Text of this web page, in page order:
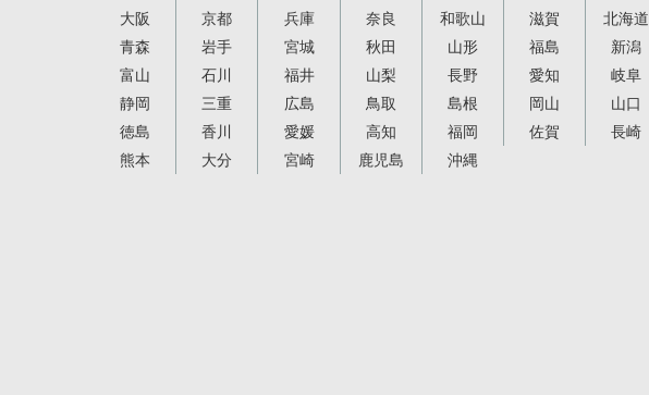
大阪
京都 兵庫 奈良 和歌山 滋賀
北海道
青森
岩手 宮城 秋田 山形 福島
新潟
富山
石川 福井 山梨 長野 愛知
岐阜
静岡
三重 広島 鳥取 島根 岡山
山口
徳島
香川 愛媛 高知 福岡 佐賀
長崎
熊本
大分 宮崎 鹿児島 沖縄